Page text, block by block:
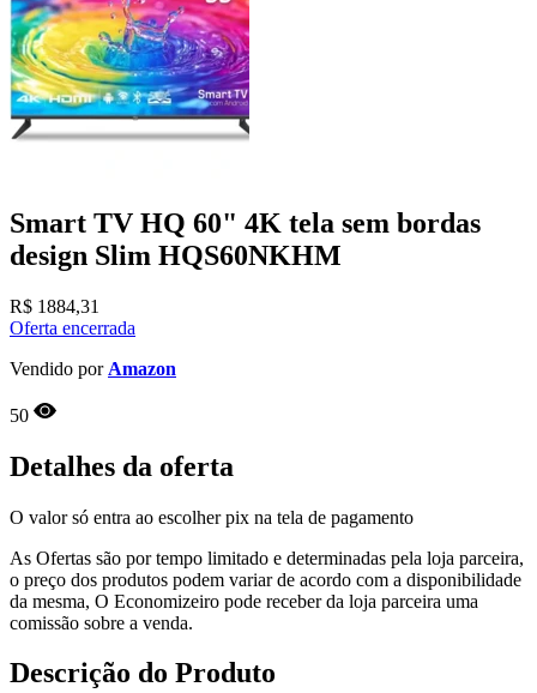
Smart TV HQ 60" 4K tela sem bordas
design Slim HQS60NKHM
R$ 1884,31
Oferta encerrada
Vendido por Amazon
50
Detalhes da oferta
O valor só entra ao escolher pix na tela de pagamento
As Ofertas são por tempo limitado e determinadas pela loja parceira,
o preço dos produtos podem variar de acordo com a disponibilidade
da mesma, O Economizeiro pode receber da loja parceira uma
comissão sobre a venda.
Descrição do Produto